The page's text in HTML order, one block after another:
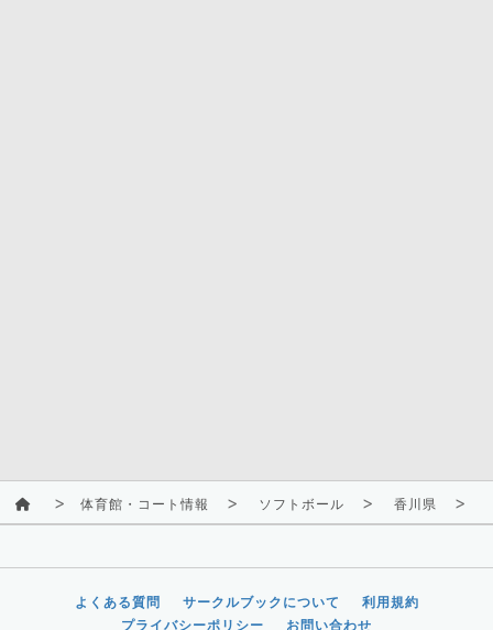
体育館・コート情報 ソフトボール 香川県
よくある質問 サークルブックについて
利用規約
プライバシーポリシー
お問い合わせ